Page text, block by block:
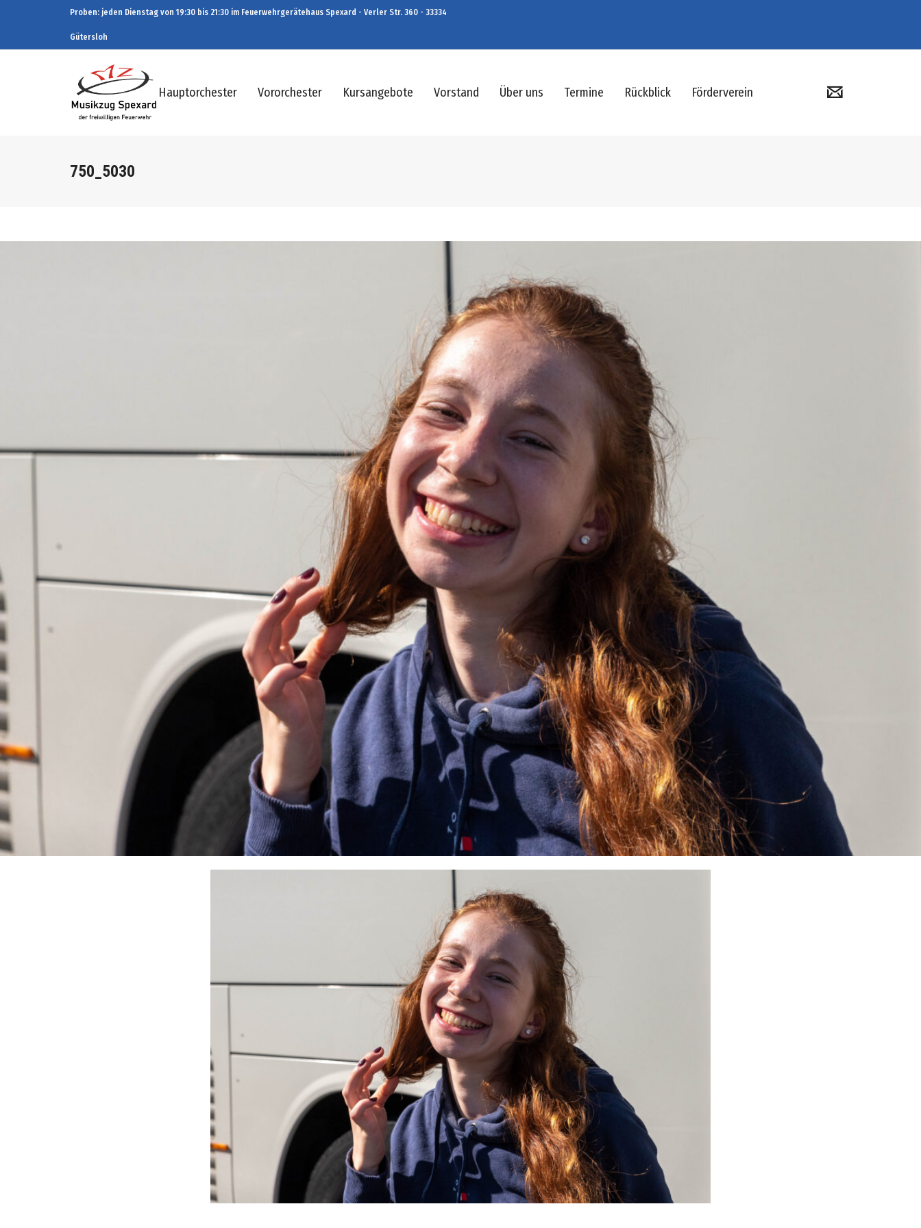
Proben: jeden Dienstag von 19:30 bis 21:30 im Feuerwehrgerätehaus Spexard - Verler Str. 360 - 33334
Gütersloh
Hauptorchester Vororchester Kursangebote Vorstand Über uns Termine Rückblick Förderverein
750_5030